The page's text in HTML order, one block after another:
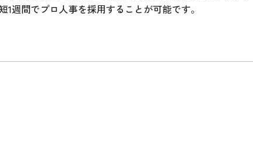
週間でプロ人事を採用することが可能です。